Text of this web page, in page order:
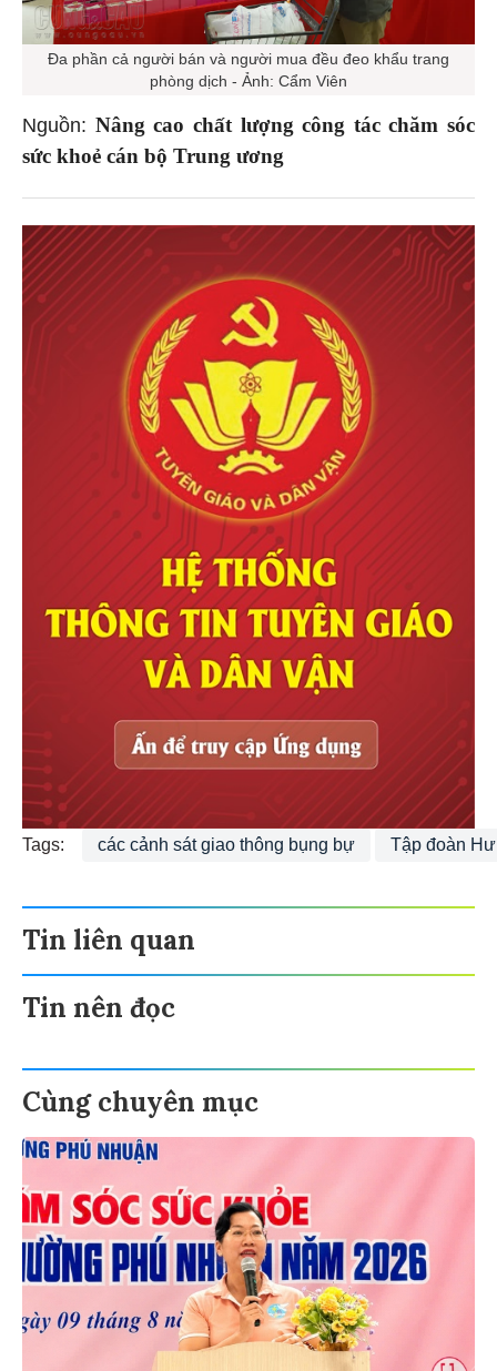
Đa phần cả người bán và người mua đều đeo khẩu trang
phòng dịch - Ảnh: Cẩm Viên
Nguồn: Nâng cao chất lượng công tác chăm sóc
sức khoẻ cán bộ Trung ương
Tags: các cảnh sát giao thông bụng bự Tập đoàn
Tin liên quan
Tin nên đọc
Cùng chuyên mục